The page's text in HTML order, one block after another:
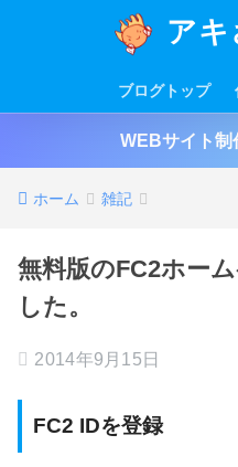
ア
ブログトップ
WEBサイト制
ホーム 雑記
無料版のFC2ホー
した。
2014年9月15日
FC2 IDを登録